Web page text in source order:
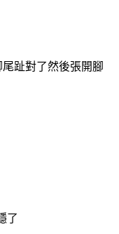
趾對了然後張開腳
了